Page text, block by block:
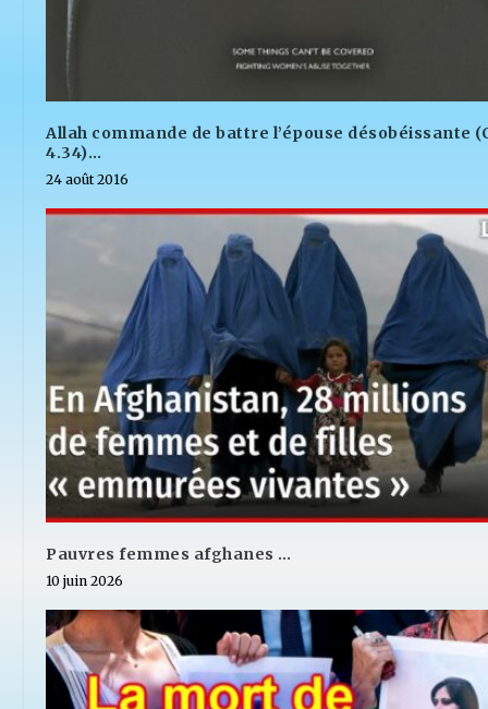
Allah commande de battre l’épouse désobéissante
4.34)…
24 août 2016
Pauvres femmes afghanes …
10 juin 2026